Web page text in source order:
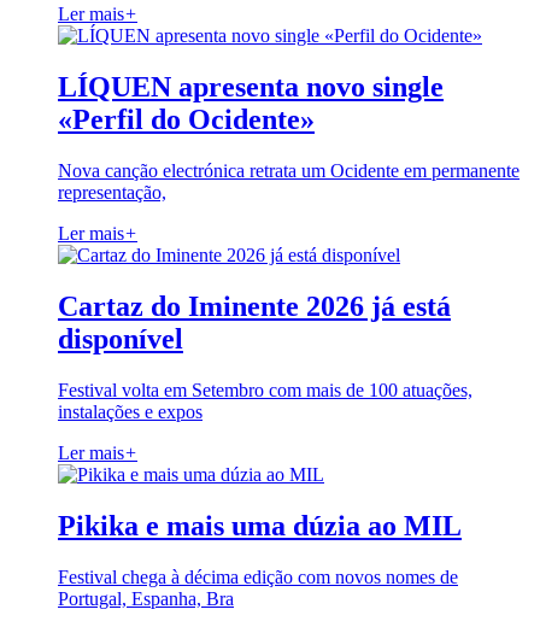
Ler mais+
LÍQUEN apresenta novo single
«Perfil do Ocidente»
Nova canção electrónica retrata um Ocidente em permanente
representação,
Ler mais+
Cartaz do Iminente 2026 já está
disponível
Festival volta em Setembro com mais de 100 atuações,
instalações e expos
Ler mais+
Pikika e mais uma dúzia ao MIL
Festival chega à décima edição com novos nomes de
Portugal, Espanha, Bra